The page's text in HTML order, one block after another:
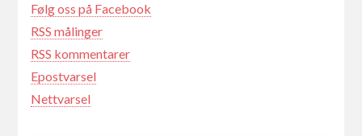
Følg oss på Facebook
RSS målinger
RSS kommentarer
Epostvarsel
Nettvarsel